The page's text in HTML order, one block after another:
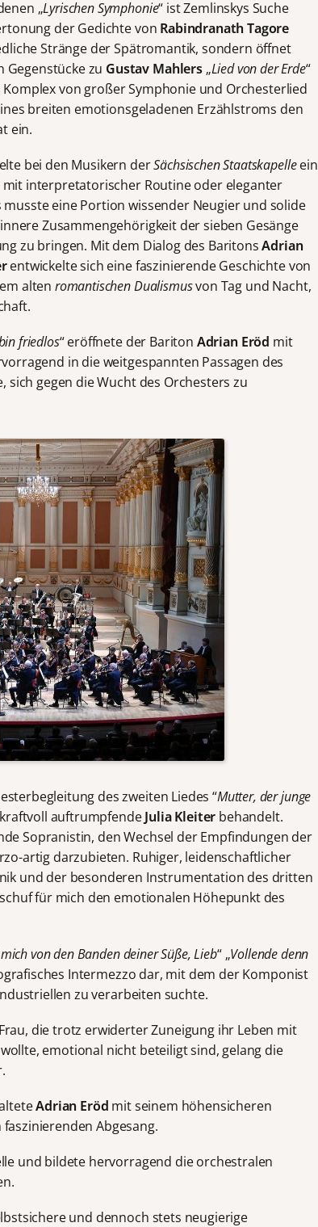
„Lyrischen Symphonie“ ist Zemlinskys Suche
der Gedichte von Rabindranath Tagore
Stränge der Spätromantik, sondern öffnet
Gegenstücke zu Gustav Mahlers„Lied von der Erde“
Komplex von großer Symphonie und Orchesterlied
breiten emotionsgeladenen Erzählstroms den
ein.
bei den Musikern derSächsischen Staatskapelleein
interpretatorischer Routine oder eleganter
eine Portion wissender Neugier und solide
Zusammengehörigkeit der sieben Gesänge
zu bringen. Mit dem Dialog des BaritonsAdrian
entwickelte sich eine faszinierende Geschichte von
alten romantischen Dualismusvon Tag und Nacht,
friedlos“ eröffnete der Bariton Adrian Eröd mit
in die weitgespannten Passagen des
gegen die Wucht des Orchesters zu
des zweiten Liedes “Mutter, der junge
kraftvoll auftrumpfendeJulia Kleiter behandelt.
Sopranistin, den Wechsel der Empfindungen der
artig darzubieten. Ruhiger, leidenschaftlicher
und der besonderen Instrumentation des dritten
für mich den emotionalen Höhepunkt des
von den Banden deiner Süße, Lieb“ „Vollende denn
Intermezzo dar, mit dem der Komponist
zu verarbeiten suchte.
die trotz erwiderter Zuneigung ihr Leben mit
emotional nicht beteiligt sind, gelang die
Adrian Eröd mit seinem höhensicheren
Abgesang.
und bildete hervorragend die orchestralen
und dennoch stets neugierige